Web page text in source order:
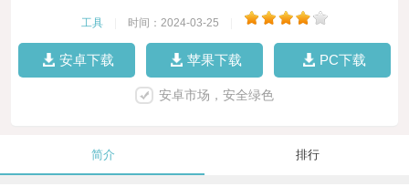
工具 时间：2024-03-25
安卓下载 苹果下载 PC下载
安卓市场，安全绿色
简介 排行